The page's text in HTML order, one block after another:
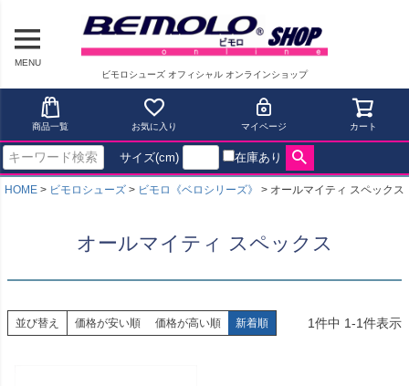
MENU
ビモロシューズ オフィシャル オンラインショップ
商品一覧 お気に入り マイページ カート
サイズ(cm) 在庫あり
HOME ビモロシューズ ビモロ《ベロシリーズ》 オールマイティ スペックス
オールマイティ スペックス
並び替え 価格が安い順 価格が高い順 新着順 1件中 1-1件表示